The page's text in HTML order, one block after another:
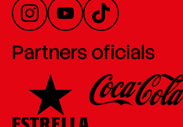
Partners oficials